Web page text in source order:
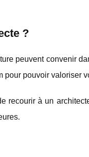
?
peuvent convenir
pour pouvoir valoriser
recourir à un